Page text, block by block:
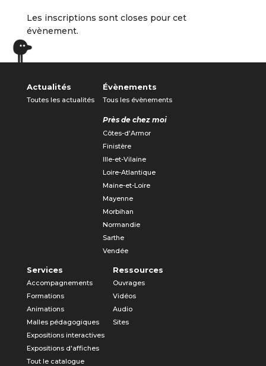
Les inscriptions sont closes pour cet
évènement.
Actualités
Toutes les actualités
Évènements
Tous les évènements
Près de chez moi
Côtes-d'Armor
Finistère
Ille-et-Vilaine
Loire-Atlantique
Maine-et-Loire
Mayenne
Morbihan
Normandie
Sarthe
Vendée
Services
Accompagnements
Formations
Animations
Malles pédagogiques
Expositions interactives
Expositions d'affiches
Tout le catalogue
Ressources
Ouvrages
Vidéos
Audio
Sites